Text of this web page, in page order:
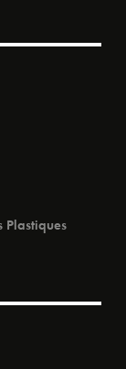
Plastiques